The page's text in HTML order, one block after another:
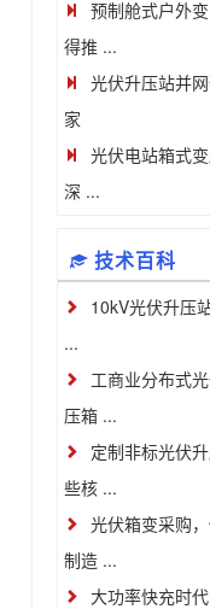
预制舱式户外
得推 ...
光伏升压站并
家
光伏电站箱式
深 ...
技术百科
10kV光伏升压
...
工商业分布式
压箱 ...
定制非标光伏
些核 ...
光伏箱变采购
制造 ...
大功率快充时